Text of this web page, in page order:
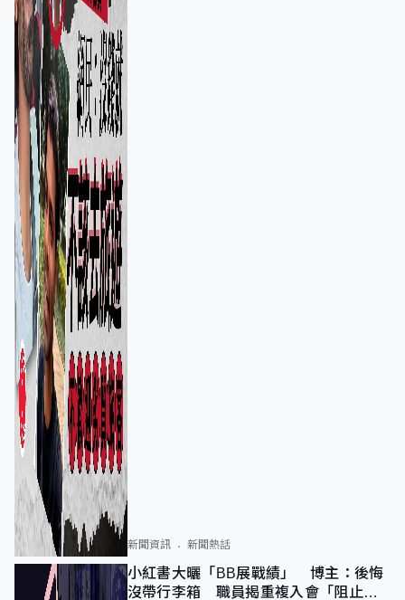
新聞資訊 新聞熱話
小紅書大曬「BB展戰績」 博主：後悔
沒帶行李箱 職員揭重複入會「阻止唔